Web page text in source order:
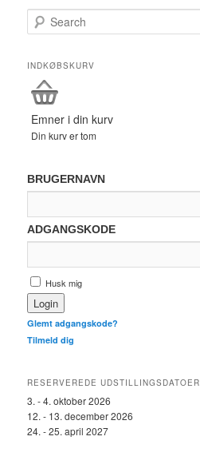
Search
INDKØBSKURV
Emner i din kurv
Din kurv er tom
BRUGERNAVN
ADGANGSKODE
Husk mig
Glemt adgangskode?
Tilmeld dig
RESERVEREDE UDSTILLINGSDATOER
3. - 4. oktober 2026
12. - 13. december 2026
24. - 25. april 2027